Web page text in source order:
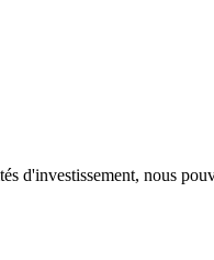
d'investissement, nous